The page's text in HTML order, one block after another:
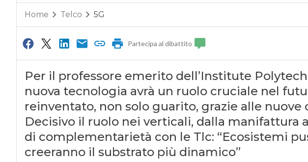
Home Telco 5G
Partecipa al dibattito
Per il professore emerito dell’Institute
nuova tecnologia avrà un ruolo cruciale nel
reinventato, non solo guarito, grazie alle nuove
Decisivo il ruolo nei verticali, dalla manifattura
di complementarietà con le Tlc: “Ecosistemi
creeranno il substrato più dinamico”